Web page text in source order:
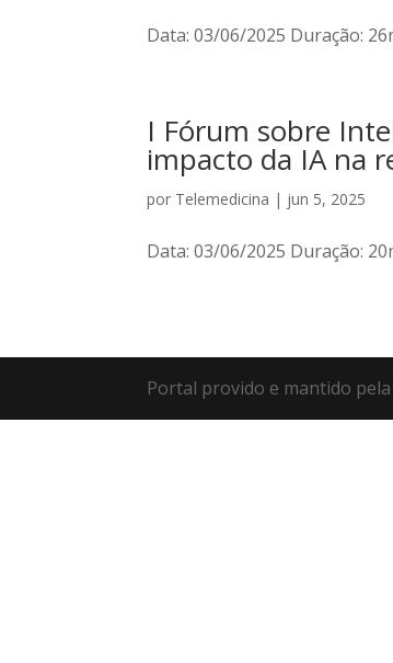
Data: 03/06/2025 Duração:
I Fórum sobre
impacto da IA na
por Telemedicina | jun 5, 2025
Data: 03/06/2025 Duração:
Portal provido e mantido